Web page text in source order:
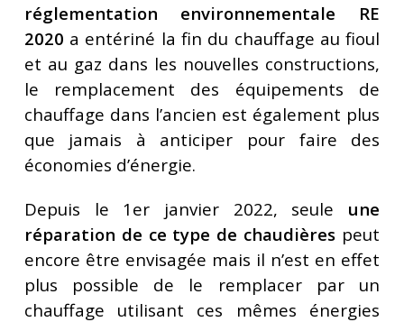
réglementation environnementale RE
2020 a entériné la fin du chauffage au fioul
et au gaz dans les nouvelles constructions,
le remplacement des équipements de
chauffage dans l’ancien est également plus
que jamais à anticiper pour faire des
économies d’énergie.
Depuis le 1er janvier 2022, seule une
réparation de ce type de chaudières peut
encore être envisagée mais il n’est en effet
plus possible de le remplacer par un
chauffage utilisant ces mêmes énergies